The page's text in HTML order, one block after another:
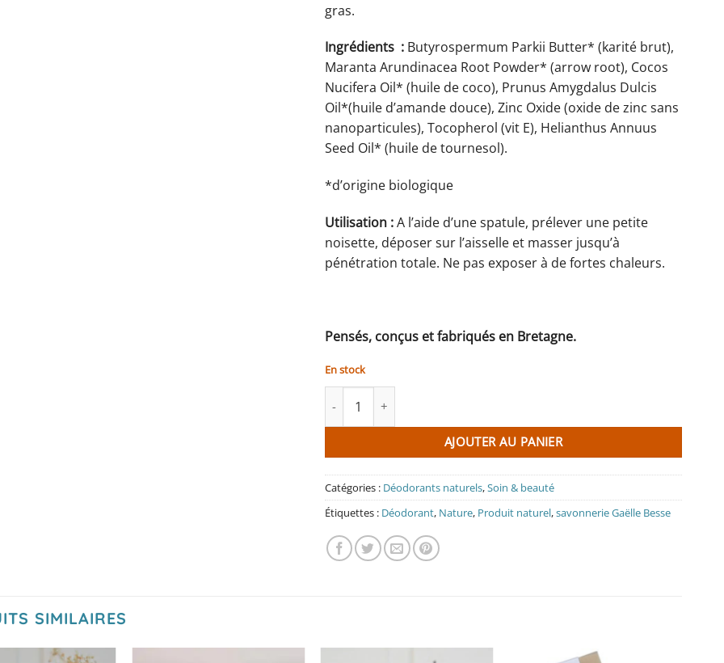
gras.
Ingrédients : Butyrospermum Parkii Butter* (karité brut),
Maranta Arundinacea Root Powder* (arrow root), Cocos
Nucifera Oil* (huile de coco), Prunus Amygdalus Dulcis
Oil*(huile d’amande douce), Zinc Oxide (oxide de zinc sans
nanoparticules), Tocopherol (vit E), Helianthus Annuus
Seed Oil* (huile de tournesol).
*d’origine biologique
Utilisation :A l’aide d’une spatule, prélever une petite
noisette, déposer sur l’aisselle et masser jusqu’à
pénétration totale. Ne pas exposer à de fortes chaleurs.
Pensés, conçus et fabriqués en Bretagne.
En stock
AJOUTER AU PANIER
Catégories : Déodorants naturels,Soin & beauté
Étiquettes : Déodorant, Nature, Produit naturel,savonnerie Gaëlle Besse
SIMILAIRES